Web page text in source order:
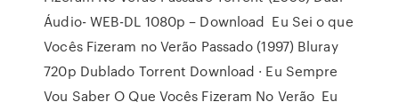
Áudio- WEB-DL 1080p – Download Eu Sei o que
Vocês Fizeram no Verão Passado (1997) Bluray
720p Dublado Torrent Download · Eu Sempre
Vou Saber O Que Vocês Fizeram No Verão Eu